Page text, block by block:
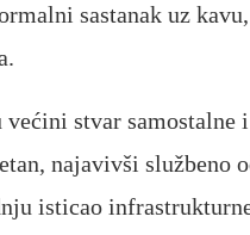
sastanak uz
stvar samostalne
najavivši službeno
isticao